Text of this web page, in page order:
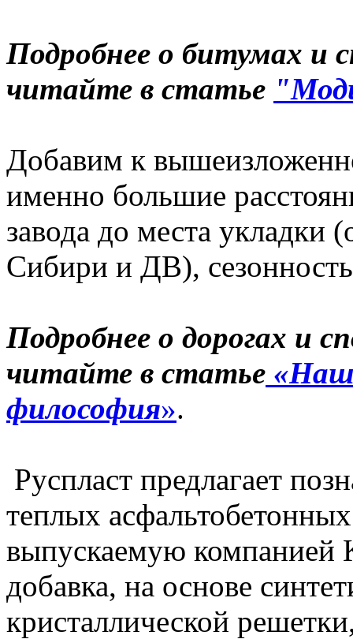
Подробнее о битумах и
читайте в статье
Добавим к
именно большие
завода до места укладки
Сибири и ДВ),
Подробнее о дорогах и
читайте в статье
философия».
Руспласт предлагает
теплых
выпускаемую компанией
добавка, на основе
кристаллической